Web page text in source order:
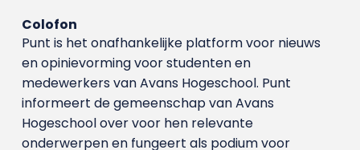
Colofon
Punt is het onafhankelijke platform voor nieuws
en opinievorming voor studenten en
medewerkers van Avans Hoge­school. Punt
informeert de gemeenschap van Avans
Hogeschool over voor hen relevante
onderwerpen en fungeert als podium voor